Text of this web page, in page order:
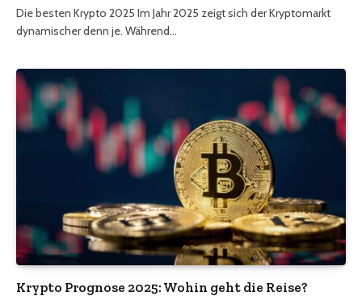
Die besten Krypto 2025 Im Jahr 2025 zeigt sich der Kryptomarkt
dynamischer denn je. Während…
Krypto Prognose 2025: Wohin geht die Reise?